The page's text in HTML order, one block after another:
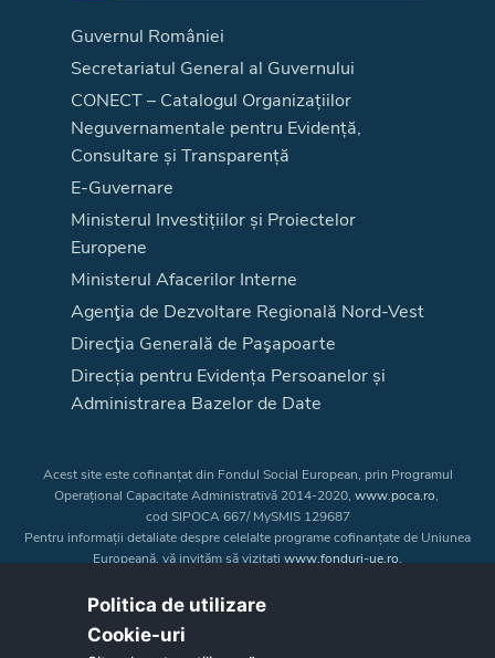
Guvernul României
Secretariatul General al Guvernului
CONECT – Catalogul Organizațiilor
Neguvernamentale pentru Evidență,
Consultare și Transparență
E-Guvernare
Ministerul Investițiilor și Proiectelor
Europene
Ministerul Afacerilor Interne
Agenţia de Dezvoltare Regională Nord-Vest
Direcţia Generală de Paşapoarte
Direcția pentru Evidența Persoanelor și
Administrarea Bazelor de Date
Acest site este cofinanțat din Fondul Social European, prin Programul
Operațional Capacitate Administrativă 2014-2020, www.poca.ro,
cod SIPOCA 667/ MySMIS 129687
Pentru informații detaliate despre celelalte programe cofinanțate de Uniunea
Europeană, vă invităm să vizitați www.fonduri-ue.ro.
a Uniunii Europene. Întreaga responsabilitate asupra
Politica de utilizare
Cookie-uri‎